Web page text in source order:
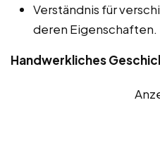
Verständnis für
deren Eigenschaften.
Handwerkliches